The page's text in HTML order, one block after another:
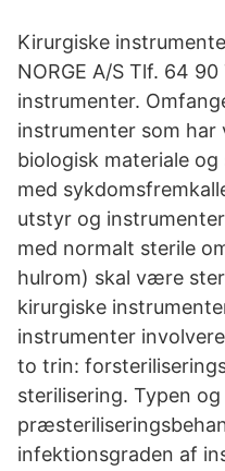
Kirurgiske
NORGE A/S Tlf. 64
instrumenter.
instrumenter som
biologisk materiale
med
utstyr og
med normalt sterile
hulrom) skal være
kirurgiske
instrumenter
to trin:
sterilisering. Typen
infektionsgraden af